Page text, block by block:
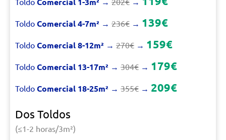
Toldo Comercial 4-7m² → 236€ → 139€
Toldo Comercial 8-12m² → 270€ → 159€
Toldo Comercial 13-17m² → 304€ → 179€
Toldo Comercial 18-25m² → 355€ → 209€
Dos Toldos
(≤1-2 horas/3m²)